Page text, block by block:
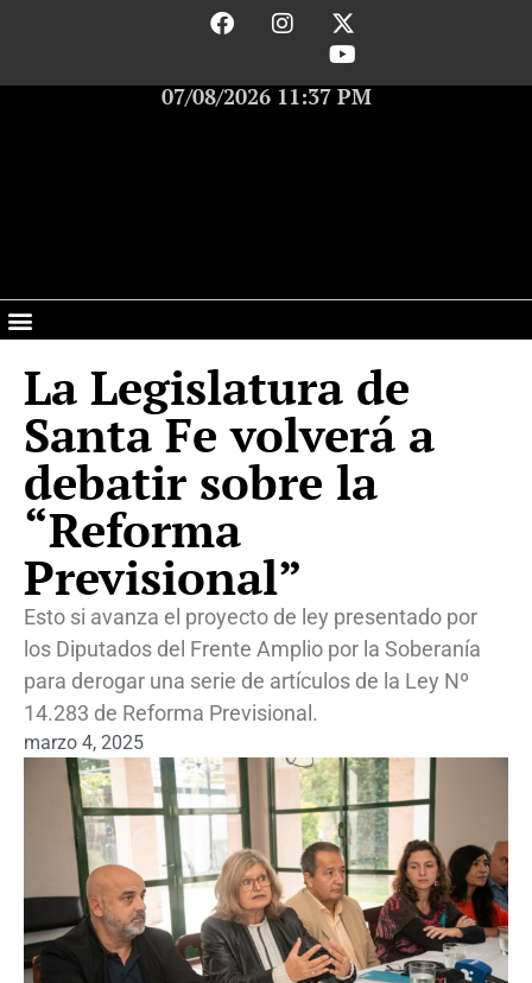
07/08/2026 11:37 PM
La Legislatura de
Santa Fe volverá a
debatir sobre la
“Reforma
Previsional”
Esto si avanza el proyecto de ley presentado por
los Diputados del Frente Amplio por la Soberanía
para derogar una serie de artículos de la Ley Nº
14.283 de Reforma Previsional.
marzo 4, 2025